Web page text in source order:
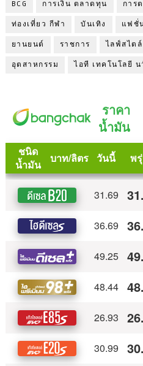
BCG การเงิน ตลาดทุน การ
ท่องเที่ยว กีฬา บันเทิง แฟชั่
ยานยนต์ ราชการ ไลฟ์สไตล์
อุตสาหกรรม ไอที เทคโนโลยี น